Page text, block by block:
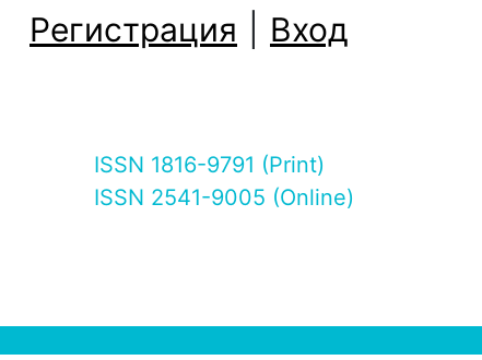
Регистрация Вход
ISSN 1816-9791 (Print)
ISSN 2541-9005 (Online)